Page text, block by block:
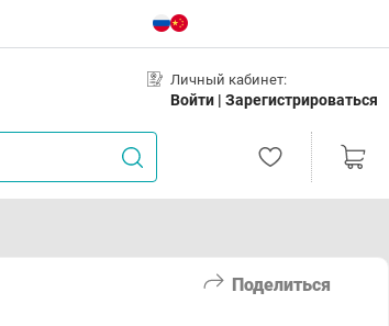
Личный кабинет:
Войти | Зарегистрироваться
Поделиться